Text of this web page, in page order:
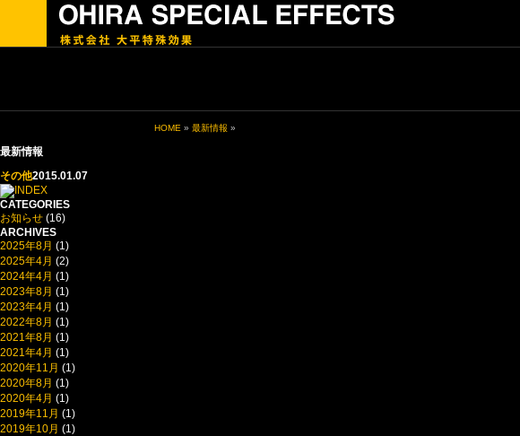
HOME » 最新情報 »
最新情報
その他2015.01.07
CATEGORIES
お知らせ (16)
ARCHIVES
2025年8月 (1)
2025年4月 (2)
2024年4月 (1)
2023年8月 (1)
2023年4月 (1)
2022年8月 (1)
2021年8月 (1)
2021年4月 (1)
2020年11月 (1)
2020年8月 (1)
2020年4月 (1)
2019年11月 (1)
2019年10月 (1)